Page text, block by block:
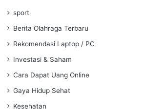
sport
Berita Olahraga Terbaru
Rekomendasi Laptop / PC
Investasi & Saham
Cara Dapat Uang Online
Gaya Hidup Sehat
Kesehatan